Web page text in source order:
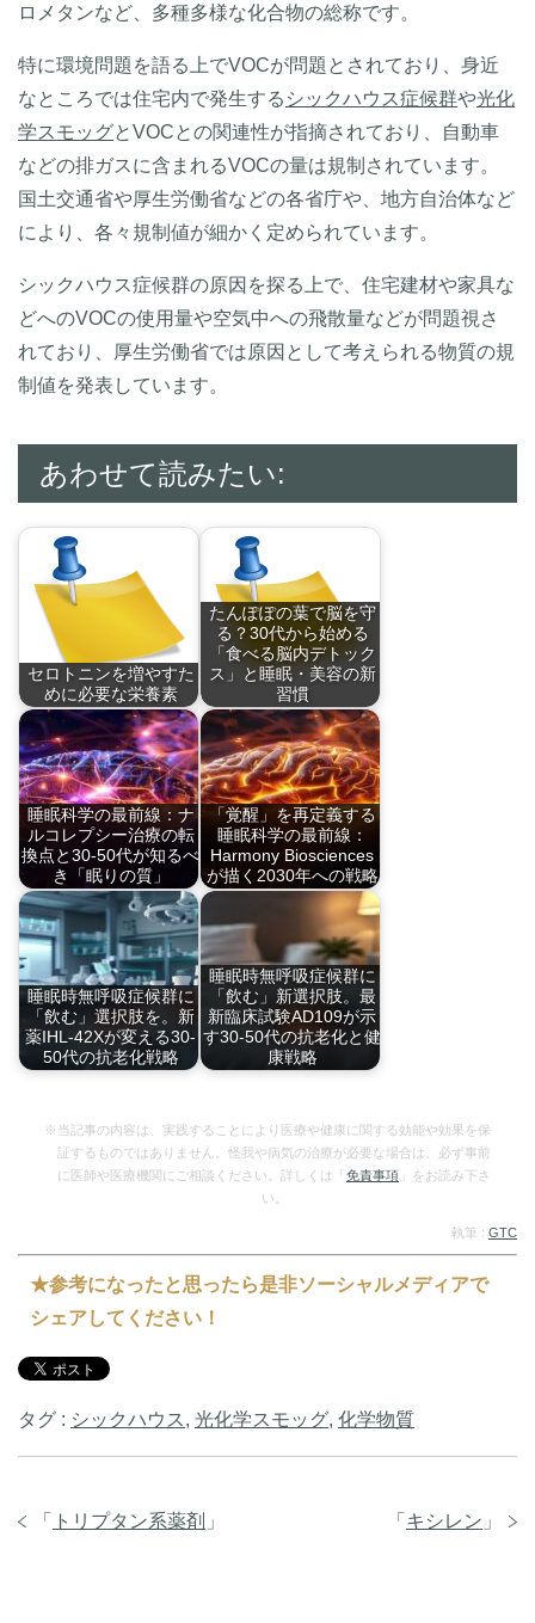
ロメタンなど、多種多様な化合物の総称です。
特に環境問題を語る上でVOCが問題とされており、身近
なところでは住宅内で発生する シックハウス症候群や光化
学スモッグとVOCとの関連性が指摘されており、自動車
などの排ガスに含まれるVOCの量は規制されています。
国土交通省や厚生労働省などの各省庁や、地方自治体など
により、各々規制値が細かく定められています。
シックハウス症候群の原因を探る上で、住宅建材や家具な
どへのVOCの使用量や空気中への飛散量などが問題視さ
れており、厚生労働省では原因として考えられる物質の規
制値を発表しています。
あわせて読みたい:
セロトニンを増やすた
めに必要な栄養素
脳内のセロトニンを
増…
たんぽぽの葉で脳を守
る？30代から始める
「食べる脳内デトック
ス」と睡眠・美容の新
習慣
「食べる脳内デトッ
ク…
睡眠科学の最前線：ナ
ルコレプシー治療の転
換点と30-50代が知るべ
き「眠りの質」
ナルコレプシー・ネ
ッ…
「覚醒」を再定義する
睡眠科学の最前線：
Harmony Biosciences
が描く2030年への戦略
働き盛りの30-50…
睡眠時無呼吸症候群に
「飲む」選択肢を。新
薬IHL-42Xが変える30-
50代の抗老化戦略
睡眠時無呼吸症候群に
「飲む」新選択肢。最
新臨床試験AD109が示
す30-50代の抗老化と健
康戦略
※当記事の内容は、実践することにより医療や健康に関する効能や効果を保
証するものではありません。怪我や病気の治療が必要な場合は、必ず事前
に医師や医療機関にご相談ください。詳しくは「 免責事項 」をお読み下さ
い。
執筆 : GTC
★参考になったと思ったら是非ソーシャルメディアで
シェアしてください！
タグ : シックハウス , 光化学スモッグ, 化学物質
「 キシレン 」
「 トリプタン系薬剤 」